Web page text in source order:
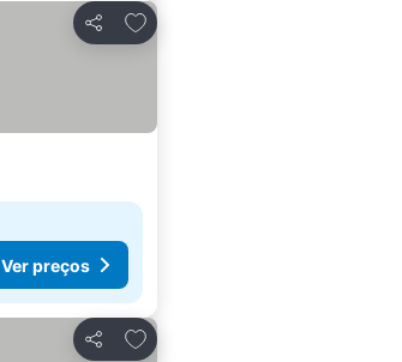
Partilhar
Adicionar aos favoritos
Ver preços
Partilhar
Adicionar aos favoritos